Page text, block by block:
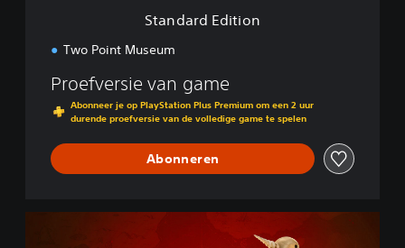
Standard Edition
Two Point Museum
Proefversie van game
Abonneer je op PlayStation Plus Premium om een 2 uur
durende proefversie van de volledige game te spelen
Abonneren